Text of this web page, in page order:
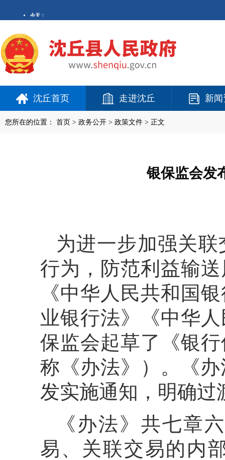
沈丘首页 走进沈丘 新
您所在的位置： 首页 > 政务公开 > 政策文件 > 正文
银保监会发
为进一步加强关
行为，防范利益输
《中华人民共和国
业银行法》《中华
保监会起草了《银
称《办法》）。《
发实施通知，明确过
《办法》共七章
易、关联交易的内